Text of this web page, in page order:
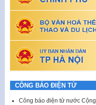
CÔNG BÁO ĐIỆN TỬ
Công báo điện tử nước Cộng